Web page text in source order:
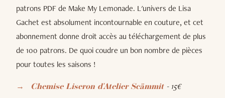
patrons PDF de Make My Lemonade. L'univers de Lisa
Gachet est absolument incontournable en couture, et cet
abonnement donne droit accès au téléchargement de plus
de 100 patrons. De quoi coudre un bon nombre de pièces
pour toutes les saisons !
Chemise Liseron d'Atelier Scämmit - 15€